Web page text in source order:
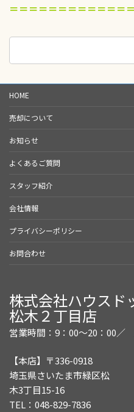
＝＝＝＝＝＝＝＝＝＝＝＝
検
HOME
売却について
お知らせ
よくあるご質問
スタッフ紹介
会社情報
プライバシーポリシー
お問合わせ
株式会社ハウスド
松木２丁目店
営業時間：9：00～20：00／
【本店】〒336-0918
埼玉県さいたま市緑区松
木3丁目15-16
TEL：048-829-7836